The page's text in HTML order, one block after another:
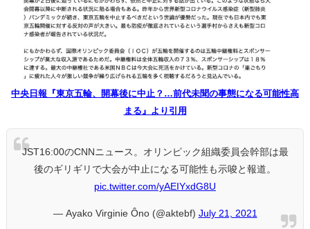
中央日報『東京五輪、開幕後に中止？…前代未聞の事態になる可能性高
まる』より引用
JST16:00のCNNニュース。オリンピック組織委員会幹部は最
後のギリギリで大会が中止になる可能性も示唆と報道。
pic.twitter.com/yAEIYxdG8U
— Ayako Virginie Ôno (@aktebf) July 21, 2021